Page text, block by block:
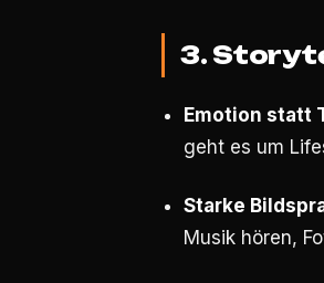
3.
Emotion statt
geht es um
Starke
Musik hören,